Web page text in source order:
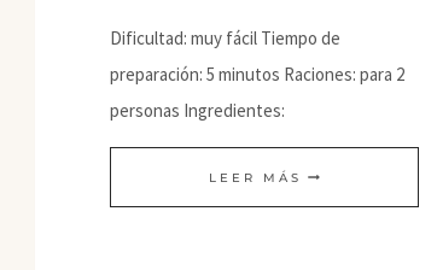
Dificultad: muy fácil Tiempo de
preparación: 5 minutos Raciones: para 2
personas Ingredientes:
LEER MÁS ENSALADA
DE